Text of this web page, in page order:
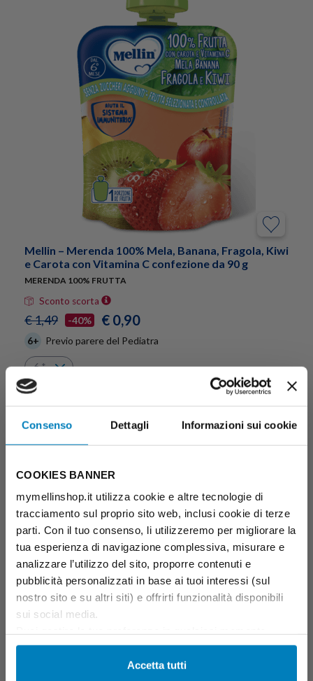
Consenso Dettagli Informazioni sui cookie
COOKIES BANNER
mymellinshop.it utilizza cookie e altre tecnologie di
tracciamento sul proprio sito web, inclusi cookie di terze
parti. Con il tuo consenso, li utilizzeremo per migliorare la
tua esperienza di navigazione complessiva, misurare e
analizzare l’utilizzo del sito, proporre contenuti e
pubblicità personalizzati in base ai tuoi interessi (sul
nostro sito e su altri siti) e offrirti funzionalità disponibili
sui social media.
cliccando su Impostazioni dei cookie. Ulteriori
informazioni sono disponibili nellaCookie Policy
Accetta tutti
Mellin – Merenda 100% Mela, Banana, Fragola, Kiwi
e Carota con Vitamina C confezione da 90 g
MERENDA 100% FRUTTA
Sconto scorta
€ 1,49 -40% € 0,90
6+ Previo parere del Pediatra